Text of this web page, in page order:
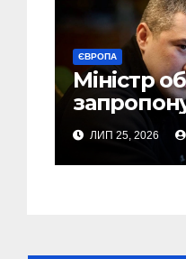
ЄВРОПА
Міністр
Федорову
радником
ЛИП 25, 2026